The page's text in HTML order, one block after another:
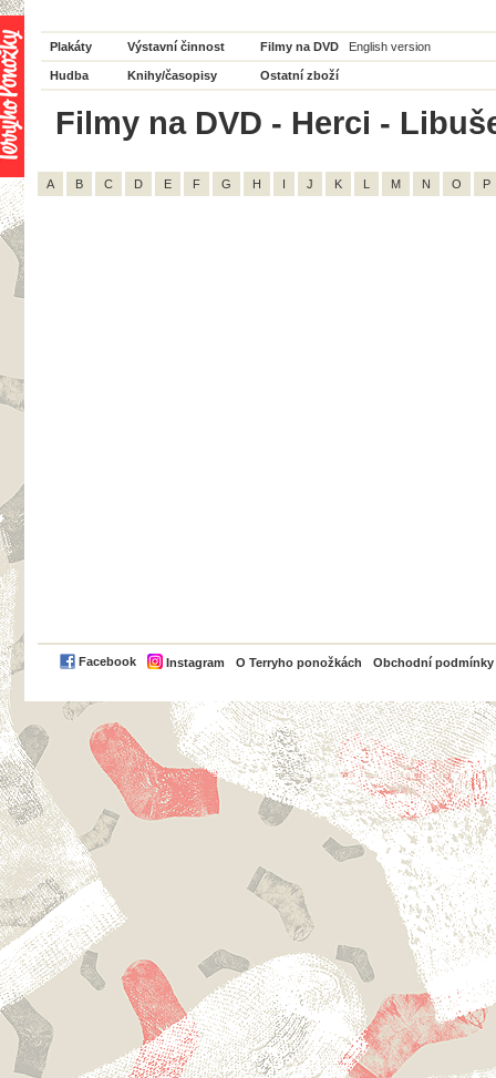
Plakáty Výstavní činnost Filmy na DVD English version
Hudba Knihy/časopisy Ostatní zboží
Filmy na DVD - Herci -
A B C D E F G H I J K L M N O P
Facebook Instagram O Terryho ponožkách Obchodní podmínky
PayPal